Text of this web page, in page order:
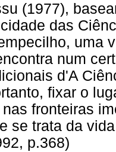
(1977),
das
uma
num
d'A
fixar o
fronteiras
se trata da
p.368)